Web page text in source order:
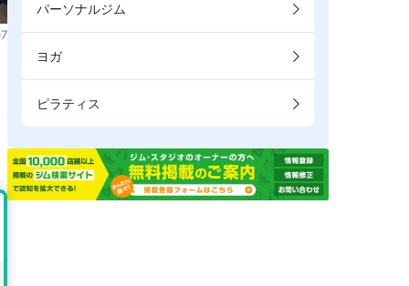
パーソナルジム
ヨガ
ピラティス